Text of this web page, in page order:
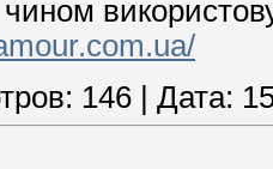
146 | Дата: